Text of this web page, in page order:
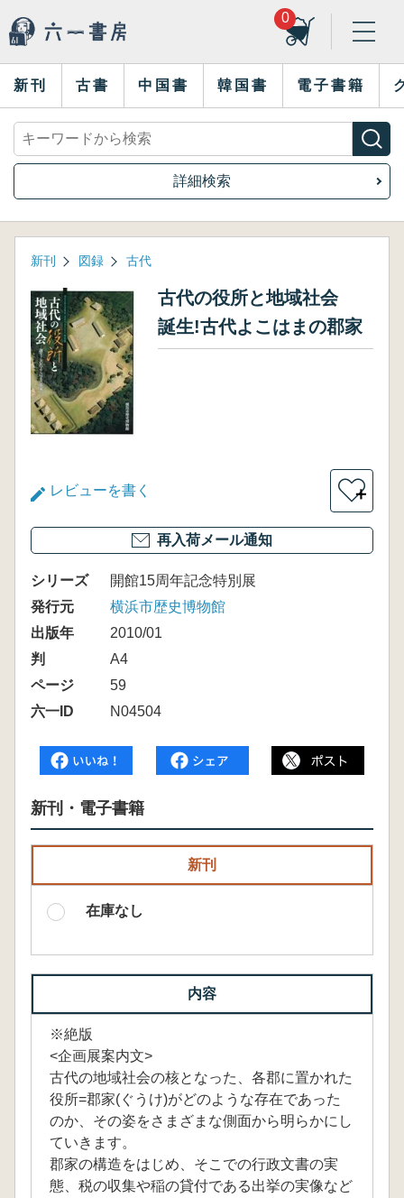
0
新刊 古書 中国書 韓国書 電子書籍
詳細検索
新刊 図録 古代
古代の役所と地域社会
誕生!古代よこはまの郡家
レビューを書く ＋
再入荷メール通知
シリーズ
開館15周年記念特別展
発行元
横浜市歴史博物館
出版年
2010/01
判
A4
ページ
59
六一ID
N04504
新刊・電子書籍
新刊
在庫なし
内容
※絶版
<企画展案内文>
古代の地域社会の核となった、各郡に置かれた
役所=郡家(ぐうけ)がどのような存在であった
のか、その姿をさまざまな側面から明らかにし
ていきます。
郡家の構造をはじめ、そこでの行政文書の実
態、税の収集や稲の貸付である出挙の実像など